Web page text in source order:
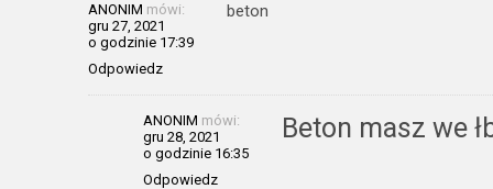
ANONIM mówi:
gru 27, 2021
o godzinie 17:39
Odpowiedz
beton
ANONIM mówi:
gru 28, 2021
o godzinie 16:35
Odpowiedz
Beton masz we